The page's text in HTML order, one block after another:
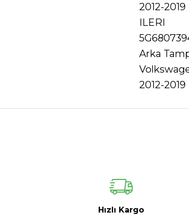
2012-2019
ILERI
Arka
2012-2019
Hızlı Kargo